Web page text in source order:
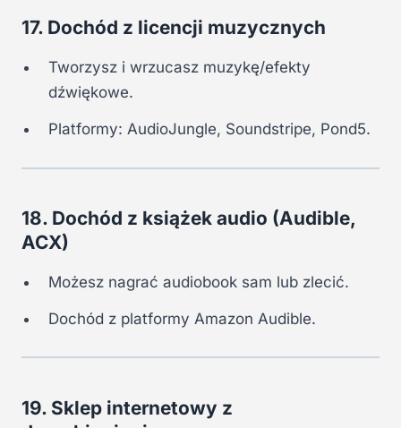
17. Dochód z licencji muzycznych
Tworzysz i wrzucasz muzykę/efekty
dźwiękowe.
Platformy: AudioJungle, Soundstripe, Pond5.
18. Dochód z książek audio (Audible,
ACX)
Możesz nagrać audiobook sam lub zlecić.
Dochód z platformy Amazon Audible.
19. Sklep internetowy z